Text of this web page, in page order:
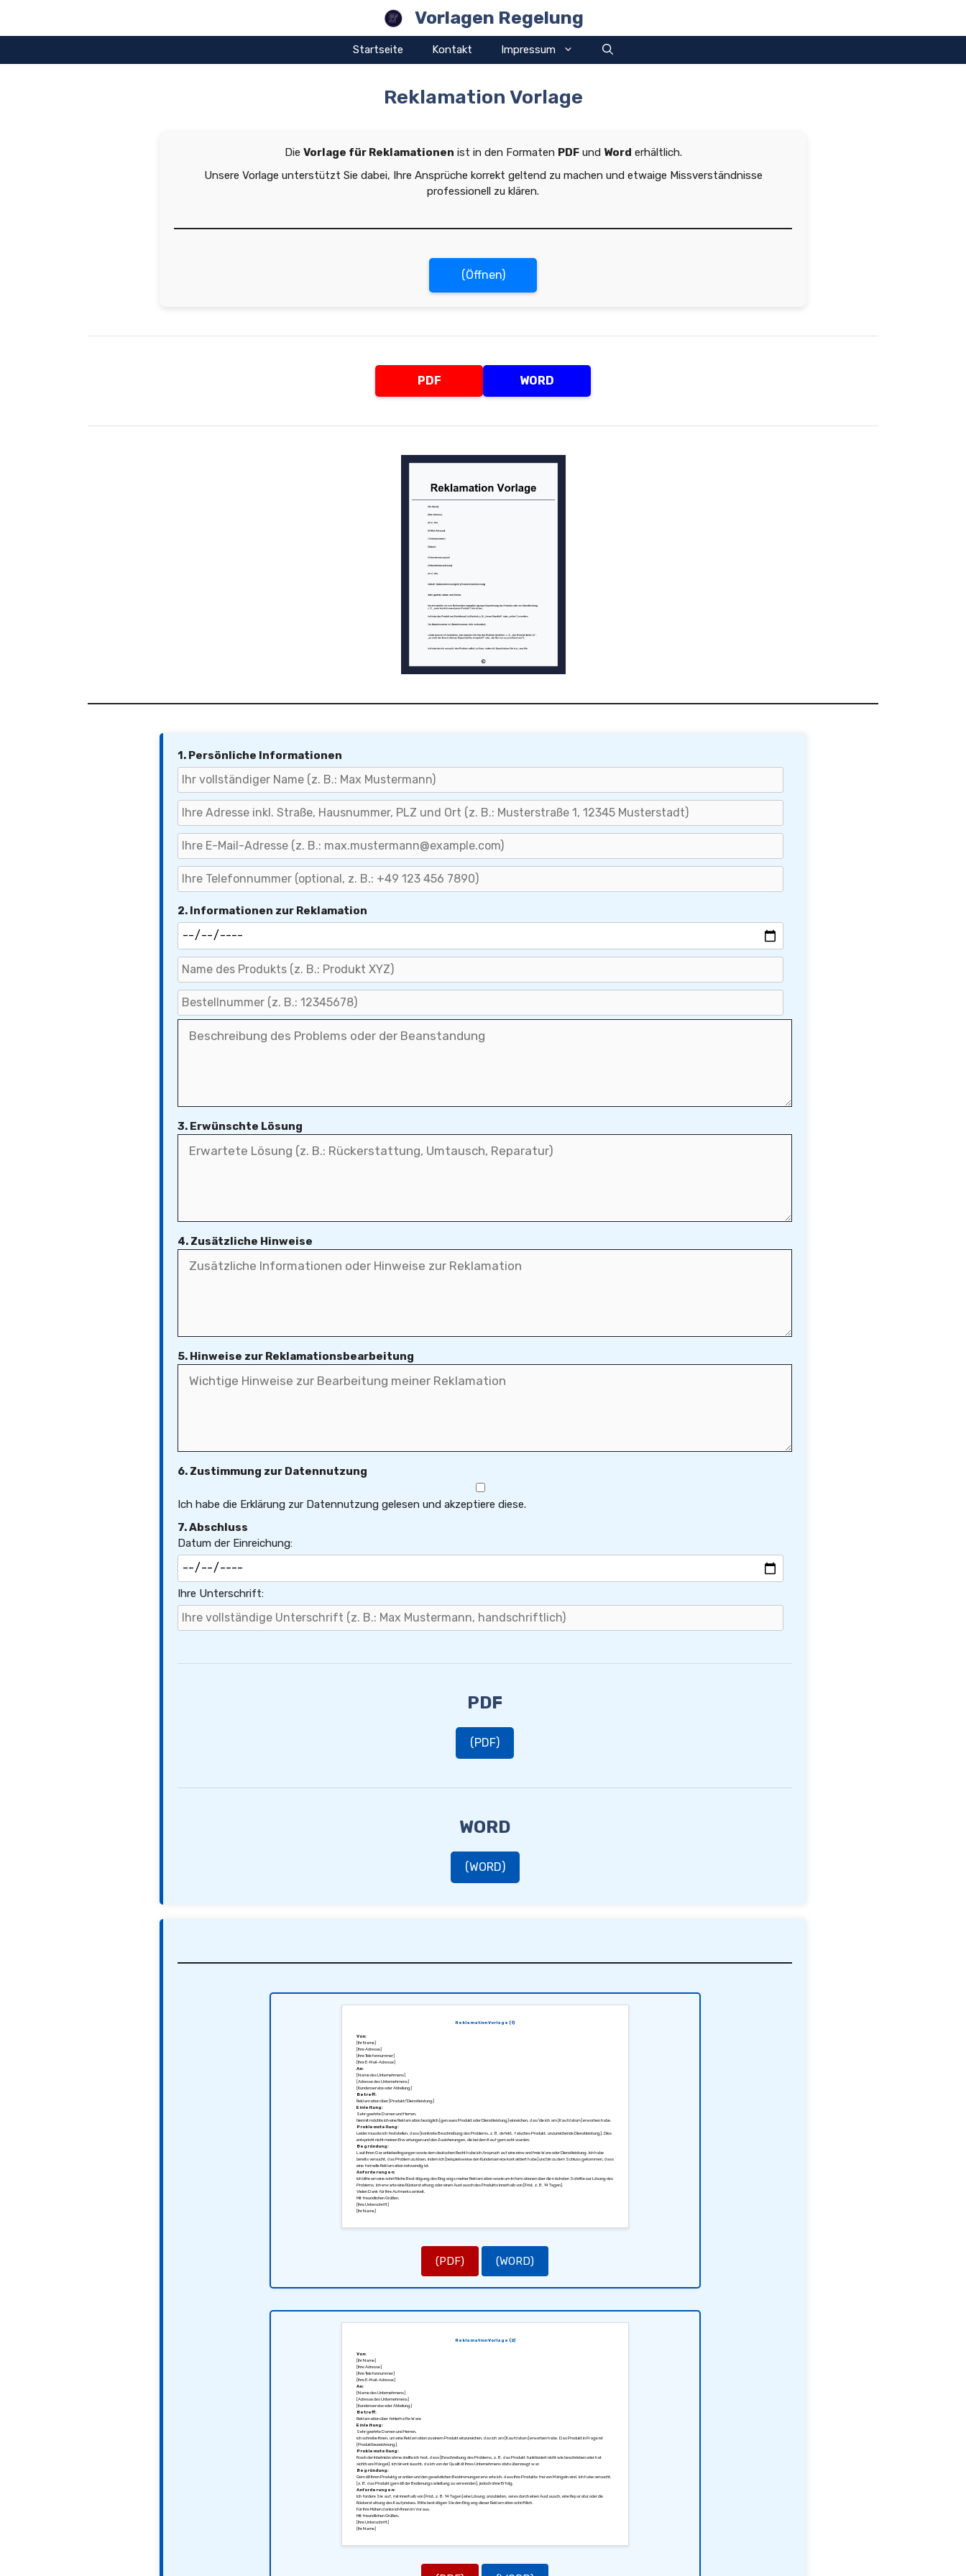
springen
Vorlagen Regelung
Startseite Kontakt Impressum
Reklamation Vorlage
Die Vorlage für Reklamationen ist in den Formaten PDFund Word erhältlich.
Unsere Vorlage unterstützt Sie dabei, Ihre Ansprüche korrekt geltend zu machen und etwaige Missverständnisse
professionell zu klären.
(Öffnen)
PDF WORD
1. Persönliche Informationen
2. Informationen zur Reklamation
3. Erwünschte Lösung
4. Zusätzliche Hinweise
5. Hinweise zur Reklamationsbearbeitung
6. Zustimmung zur Datennutzung
Ich habe die Erklärung zur Datennutzung gelesen und akzeptiere diese.
7. Abschluss
Datum der Einreichung:
Ihre Unterschrift:
PDF
(PDF)
WORD
(WORD)
Reklamation Vorlage (1)
Von:
[Ihr Name]
[Ihre Adresse]
[Ihre Telefonnummer]
[Ihre E-Mail-Adresse]
An:
[Name des Unternehmens]
[Adresse des Unternehmens]
[Kundenservice oder Abteilung]
Betreff:
Reklamation über [Produkt/Dienstleistung]
Einleitung:
Sehr geehrte Damen und Herren,
hiermit möchte ich eine Reklamation bezüglich [genaues Produkt oder Dienstleistung] einreichen, das/die ich am [Kaufdatum] erworben habe.
Problemstellung:
Leider musste ich feststellen, dass [konkrete Beschreibung des Problems, z. B. defekt, falsches Produkt, unzureichende Dienstleistung]. Dies
entspricht nicht meinen Erwartungen und den Zusicherungen, die bei dem Kauf gemacht wurden.
Begründung:
Laut Ihren Garantiebedingungen sowie dem deutschen Recht habe ich Anspruch auf eine einwandfreie Ware oder Dienstleistung. Ich habe
bereits versucht, das Problem zu lösen, indem ich [beispielsweise den Kundenservice kontaktiert habe] und bin zu dem Schluss gekommen, dass
eine formelle Reklamation notwendig ist.
Anforderungen:
Ich bitte um eine schriftliche Bestätigung des Eingangs meiner Reklamation sowie um Informationen über die nächsten Schritte zur Lösung des
Problems. Ich erwarte eine Rückerstattung oder einen Austausch des Produkts innerhalb von [Frist, z. B. 14 Tagen].
Vielen Dank für Ihre Aufmerksamkeit.
Mit freundlichen Grüßen,
[Ihre Unterschrift]
[Ihr Name]
(PDF) (WORD)
Reklamation Vorlage (2)
Von:
[Ihr Name]
[Ihre Adresse]
[Ihre Telefonnummer]
[Ihre E-Mail-Adresse]
An:
[Name des Unternehmens]
[Adresse des Unternehmens]
[Kundenservice oder Abteilung]
Betreff:
Reklamation über fehlerhafte Ware
Einleitung:
Sehr geehrte Damen und Herren,
ich schreibe Ihnen, um eine Reklamation zu einem Produkt einzureichen, das ich am [Kaufdatum] erworben habe. Das Produkt in Frage ist
[Produktbezeichnung].
Problemstellung:
Nach der Inbetriebnahme stellte ich fest, dass [Beschreibung des Problems, z. B. das Produkt funktioniert nicht wie beschrieben oder hat
sichtbare Mängel]. Ich bin entäuscht, da ich von der Qualität Ihres Unternehmens stets überzeugt war.
Begründung:
Gemäß Ihren Produktgarantien und den gesetzlichen Bestimmungen erwarte ich, dass Ihre Produkte frei von Mängeln sind. Ich habe versucht,
[z. B. das Produkt gemäß der Bedienungsanleitung zu verwenden], jedoch ohne Erfolg.
Anforderungen:
Ich fordere Sie auf, mir innerhalb von [Frist, z. B. 14 Tagen] eine Lösung anzubieten, sei es durch einen Austausch, eine Reparatur oder die
Rückerstattung des Kaufpreises. Bitte bestätigen Sie den Eingang dieser Reklamation schriftlich.
Für Ihre Mühen danke ich Ihnen im Voraus.
Mit freundlichen Grüßen,
[Ihre Unterschrift]
[Ihr Name]